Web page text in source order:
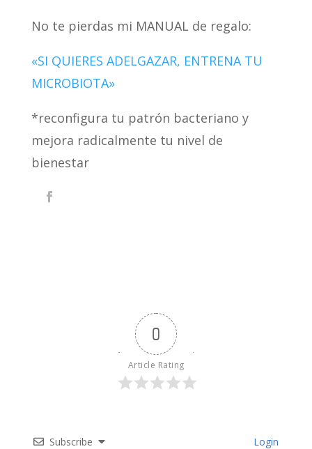
No te pierdas mi MANUAL de regalo:
«SI QUIERES ADELGAZAR, ENTRENA TU
MICROBIOTA»
*reconfigura tu patrón bacteriano y
mejora radicalmente tu nivel de
bienestar
0
Article Rating
Subscribe Login